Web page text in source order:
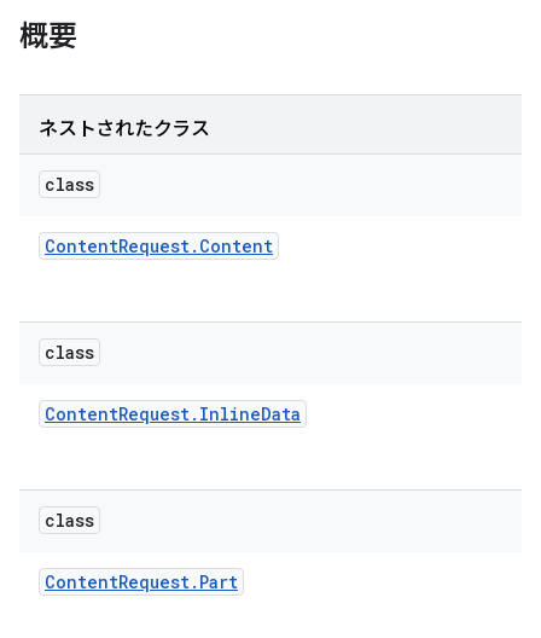
概要
ネストされたクラス
class
ContentRequest. Content
class
ContentRequest. InlineData
class
ContentRequest. Part